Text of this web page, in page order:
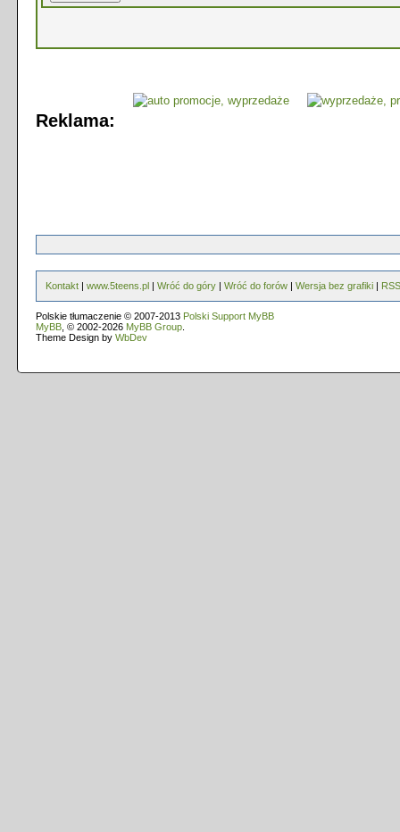
Reklama:
Kontakt | www.5teens.pl | Wróć do góry | Wróć do forów | Wersja bez grafiki | RSS
Polskie tłumaczenie © 2007-2013 Polski Support MyBB
MyBB , © 2002-2026 MyBB Group
Theme Design by WbDev